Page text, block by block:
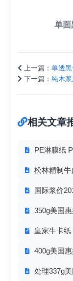
单面
上一篇： 单透
下一篇： 纯木
相关文章
PE淋膜纸
松林精制牛
国际浆价
350g美国
皇家牛卡
400g美国
处理337g